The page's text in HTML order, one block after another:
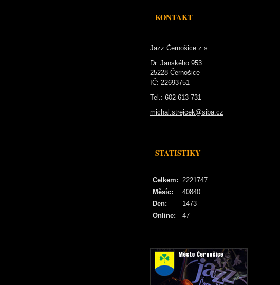
KONTAKT
Jazz Černošice z.s.
Dr. Janského 953
25228 Černošice
IČ: 22693751
Tel.: 602 613 731
michal.strejcek@siba.cz
STATISTIKY
Online: 47
Celkem: 2221747
Měsíc:
40840
Den:
1473